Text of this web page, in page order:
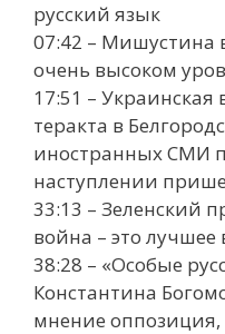
русский язык
07:42 – Мишустина
очень высоком
17:51 – Украинская
теракта в
иностранных СМИ
наступлении
33:13 – Зеленский
война – это
38:28 – «Особые
Константина
мнение оппозиция,